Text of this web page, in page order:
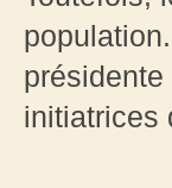
présidente
initiatrices